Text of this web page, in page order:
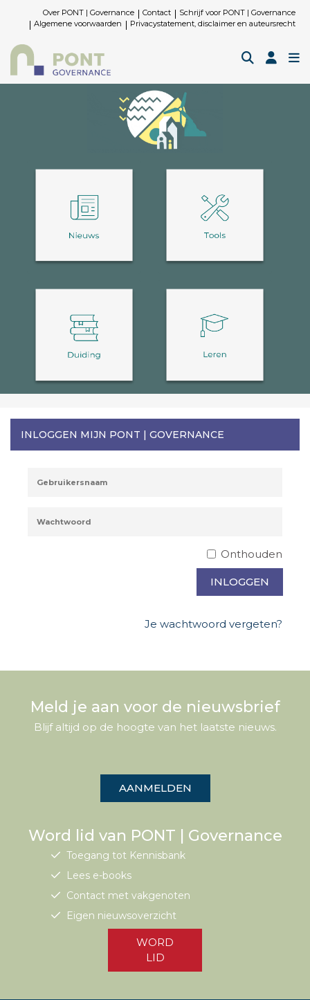
Over PONT | Governance Contact
Schrijf voor PONT | Governance
Algemene voorwaarden
Privacystatement, disclaimer en auteursrecht
INLOGGEN MIJN PONT | GOVERNANCE
Onthouden
INLOGGEN
Je wachtwoord vergeten?
Meld je aan voor de nieuwsbrief
Blijf altijd op de hoogte van het laatste nieuws.
AANMELDEN
Word lid van PONT | Governance
Toegang tot Kennisbank
Lees e-books
Contact met vakgenoten
Eigen nieuwsoverzicht
WORD
LID